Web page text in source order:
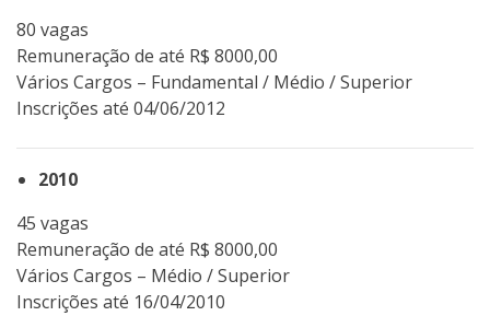
80 vagas
Remuneração de até R$ 8000,00
Vários Cargos – Fundamental / Médio / Superior
Inscrições até 04/06/2012
2010
45 vagas
Remuneração de até R$ 8000,00
Vários Cargos – Médio / Superior
Inscrições até 16/04/2010